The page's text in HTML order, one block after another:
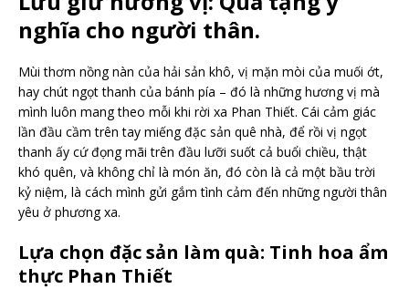
nghĩa cho người thân.
Mùi thơm nồng nàn của hải sản khô, vị mặn mòi của muối ớt,
hay chút ngọt thanh của bánh pía – đó là những hương vị mà
mình luôn mang theo mỗi khi rời xa Phan Thiết. Cái cảm giác
lần đầu cầm trên tay miếng đặc sản quê nhà, để rồi vị ngọt
thanh ấy cứ đọng mãi trên đầu lưỡi suốt cả buổi chiều, thật
khó quên, và không chỉ là món ăn, đó còn là cả một bầu trời
kỷ niệm, là cách mình gửi gắm tình cảm đến những người thân
yêu ở phương xa.
Lựa chọn đặc sản làm quà: Tinh hoa ẩm
thực Phan Thiết